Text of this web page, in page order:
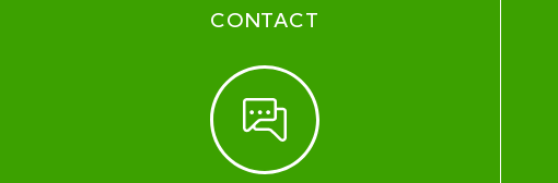
CONTACT